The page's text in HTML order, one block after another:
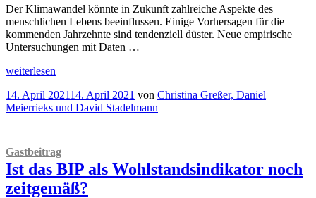
regionaler
Ebene
“
Der Klimawandel könnte in Zukunft zahlreiche Aspekte des
menschlichen Lebens beeinflussen. Einige Vorhersagen für die
kommenden Jahrzehnte sind tendenziell düster. Neue empirische
Untersuchungen mit Daten …
„Warm
nicht
gleich
zumindest
auf
regionaler
Ebene“
weiterlesen
Veröffentlicht
am
14. April 202114. April 2021 von Christina Greßer, Daniel
Meierrieks und David Stadelmann
Gastbeitrag
Ist das BIP als Wohlstandsindikator noch
zeitgemäß?